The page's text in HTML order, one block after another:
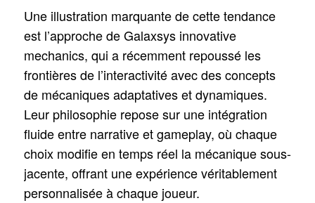
Une illustration marquante de cette tendance
est l’approche de Galaxsys innovative
mechanics, qui a récemment repoussé les
frontières de l’interactivité avec des concepts
de mécaniques adaptatives et dynamiques.
Leur philosophie repose sur une intégration
fluide entre narrative et gameplay, où chaque
choix modifie en temps réel la mécanique sous-
jacente, offrant une expérience véritablement
personnalisée à chaque joueur.